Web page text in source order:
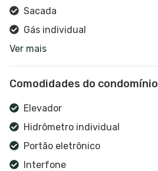
Sacada
Gás individual
Banheiro social
Cozinha
Hidrômetro individual
Churrasqueira
Sala de estar
Ver mais
Comodidades do condomínio
Elevador
Hidrômetro individual
Portão eletrônico
Interfone